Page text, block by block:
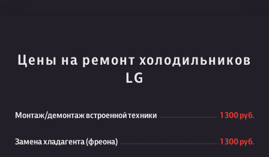
Цены на ремонт холодильников
LG
Монтаж/демонтаж встроенной техники 1 300 руб.
Замена хладагента (фреона) 1 300 руб.